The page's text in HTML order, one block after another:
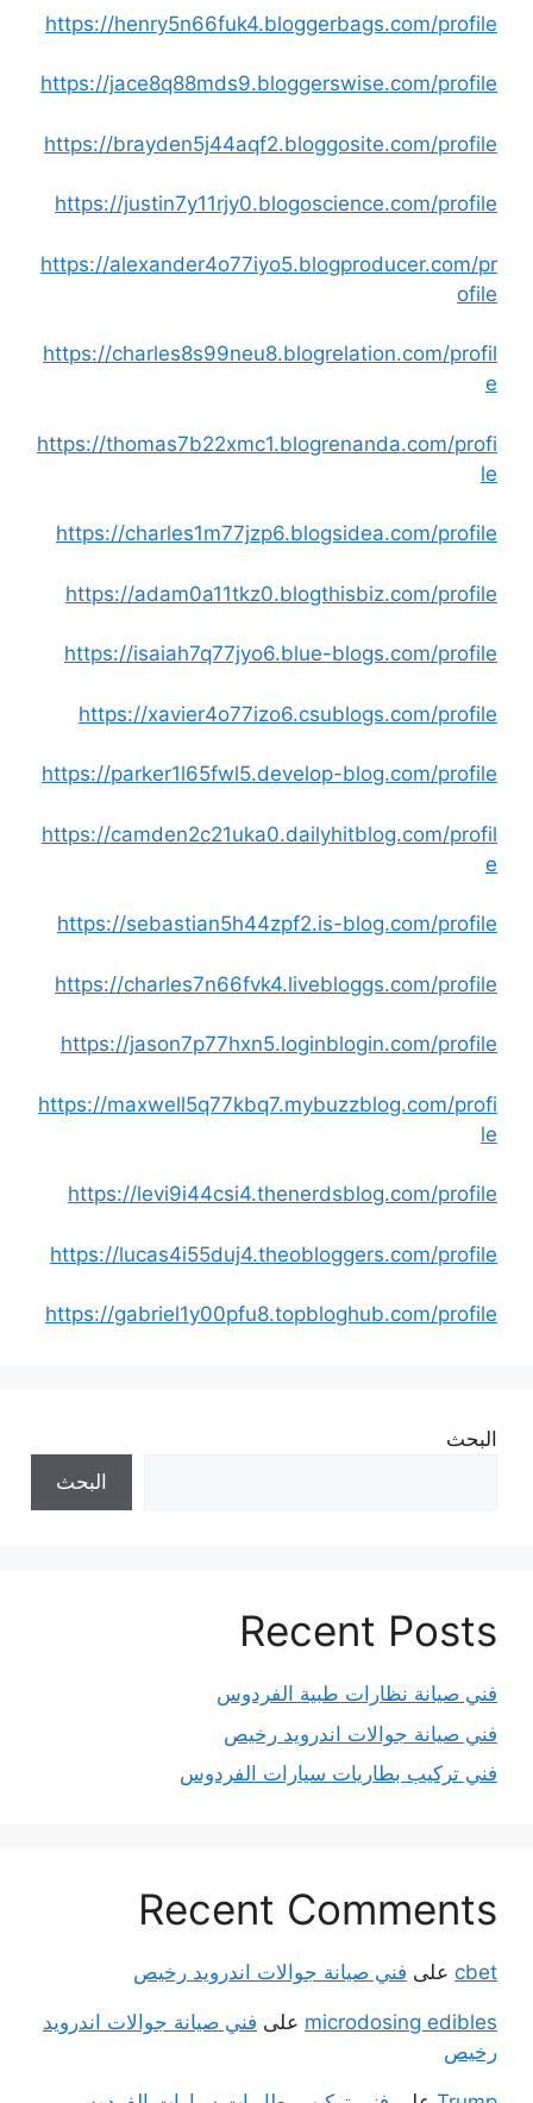
https://henry5n66fuk4.bloggerbags.com/profile
https://jace8q88mds9.bloggerswise.com/profile
https://brayden5j44aqf2.bloggosite.com/profile
https://justin7y11rjy0.blogoscience.com/profile
https://alexander4o77iyo5.blogproducer.com/pr
ofile
https://charles8s99neu8.blogrelation.com/profil
e
https://thomas7b22xmc1.blogrenanda.com/profi
le
https://charles1m77jzp6.blogsidea.com/profile
https://adam0a11tkz0.blogthisbiz.com/profile
https://isaiah7q77jyo6.blue-blogs.com/profile
https://xavier4o77izo6.csublogs.com/profile
https://parker1l65fwl5.develop-blog.com/profile
https://camden2c21uka0.dailyhitblog.com/profil
e
https://sebastian5h44zpf2.is-blog.com/profile
https://charles7n66fvk4.livebloggs.com/profile
https://jason7p77hxn5.loginblogin.com/profile
https://maxwell5q77kbq7.mybuzzblog.com/profi
le
https://levi9i44csi4.thenerdsblog.com/profile
https://lucas4i55duj4.theobloggers.com/profile
https://gabriel1y00pfu8.topbloghub.com/profile
البحث
البحث
Recent Posts
فني صيانة نظارات طبية الفردوس
فني صيانة جوالات اندرويد رخيص
فني تركيب بطاريات سيارات الفردوس
Recent Comments
cbet على فني صيانة جوالات اندرويد رخيص
microdosing edibles على فني صيانة جوالات اندرويد
رخيص